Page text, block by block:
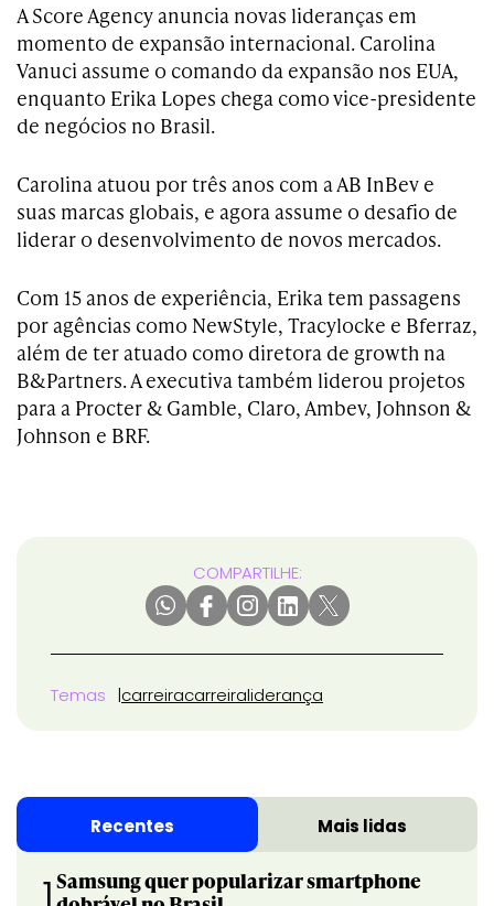
A Score Agency anuncia novas lideranças em
momento de expansão internacional. Carolina
Vanuci assume o comando da expansão nos EUA,
enquanto Erika Lopes chega como vice-presidente
de negócios no Brasil.
Carolina atuou por três anos com a AB InBev e
suas marcas globais, e agora assume o desafio de
liderar o desenvolvimento de novos mercados.
Com 15 anos de experiência, Erika tem passagens
por agências como NewStyle, Tracylocke e Bferraz,
além de ter atuado como diretora de growth na
B&Partners. A executiva também liderou projetos
para a Procter & Gamble, Claro, Ambev, Johnson &
Johnson e BRF.
COMPARTILHE:
Temas carreiracarreiraliderança
Recentes Mais lidas
Samsung quer popularizar smartphone